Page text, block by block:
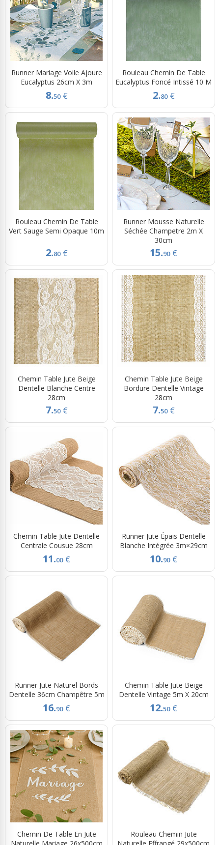
Runner Mariage Voile Ajoure
Eucalyptus 26cm X 3m
8.50 €
Rouleau Chemin De Table
Eucalyptus Foncé Intissé 10 M
2.80 €
Rouleau Chemin De Table
Vert Sauge Semi Opaque 10m
2.80 €
Runner Mousse Naturelle
Séchée Champetre 2m X
30cm
15.90 €
Chemin Table Jute Beige
Dentelle Blanche Centre
28cm
7.50 €
Chemin Table Jute Beige
Bordure Dentelle Vintage
28cm
7.50 €
Chemin Table Jute Dentelle
Centrale Cousue 28cm
11.00 €
Runner Jute Épais Dentelle
Blanche Intégrée 3m×29cm
10.90 €
Runner Jute Naturel Bords
Dentelle 36cm Champêtre 5m
16.90 €
Chemin Table Jute Beige
Dentelle Vintage 5m X 20cm
12.50 €
Chemin De Table En Jute
Naturelle Mariage 26x500cm
Rouleau Chemin Jute
Naturelle Effrangé 29x500cm